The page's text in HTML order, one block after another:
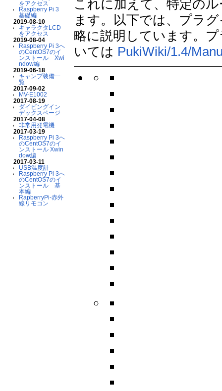
をアクセス
Raspberry Pi 3
基礎編
2019-08-10
キャラクタLCD
をアクセス
2019-08-04
Raspberry Pi 3へ
のCentOS7のイ
ンストール Xwi
ndow編
2019-06-18
キャンプ装備一
覧
2017-09-02
MV-E1002
2017-08-19
ダイビングイン
デックスページ
2017-04-08
非常用発電機
2017-03-19
Raspberry Pi 3へ
のCentOS7のイ
ンストール Xwin
dow編
2017-03-11
USB温度計
Raspberry Pi 3へ
のCentOS7のイ
ンストール 基
本編
RapberryPi-赤外
線リモコン
これに加えて、特定の
ます。以下では、プラ
略に説明しています。
いては PukiWiki/1.4/